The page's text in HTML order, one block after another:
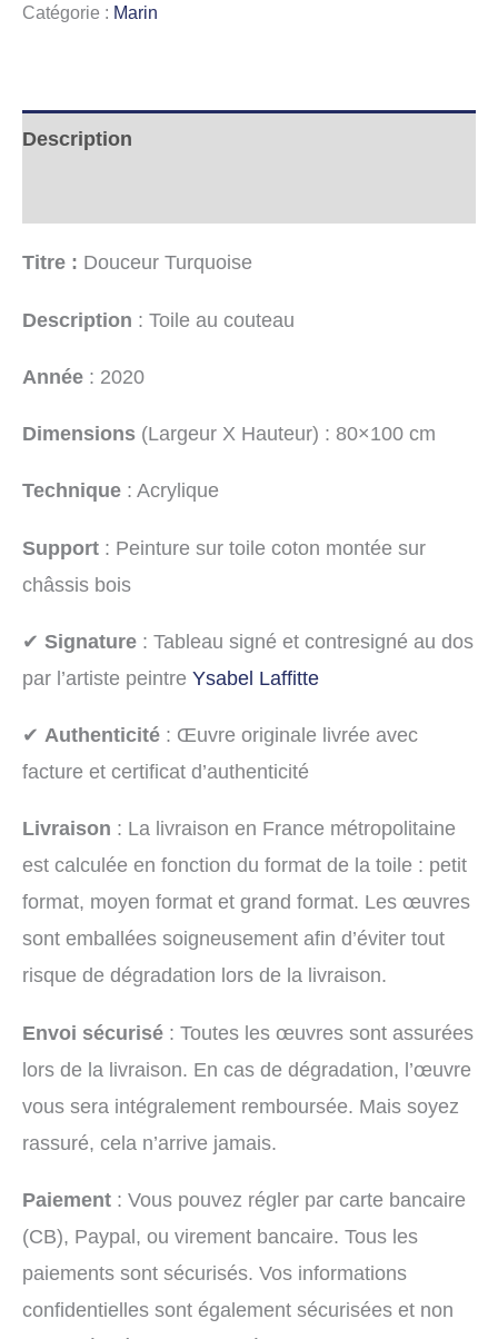
Catégorie : Marin
Description
Titre : Douceur Turquoise
Description : Toile au couteau
Année : 2020
Dimensions (Largeur X Hauteur) : 80×100 cm
Technique : Acrylique
Support : Peinture sur toile coton montée sur
châssis bois
✔ Signature : Tableau signé et contresigné au dos
par l’artiste peintre Ysabel Laffitte
✔ Authenticité : Œuvre originale livrée avec
facture et certificat d’authenticité
Livraison : La livraison en France métropolitaine
est calculée en fonction du format de la toile : petit
format, moyen format et grand format. Les œuvres
sont emballées soigneusement afin d’éviter tout
risque de dégradation lors de la livraison.
Envoi sécurisé : Toutes les œuvres sont assurées
lors de la livraison. En cas de dégradation, l’œuvre
vous sera intégralement remboursée. Mais soyez
rassuré, cela n’arrive jamais.
Paiement : Vous pouvez régler par carte bancaire
(CB), Paypal, ou virement bancaire. Tous les
paiements sont sécurisés. Vos informations
confidentielles sont également sécurisées et non